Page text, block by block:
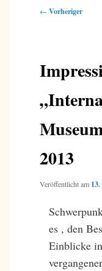
Beitragsnavigation
← Vorheriger
2013
Veröffentlicht am
es , den
Einblicke